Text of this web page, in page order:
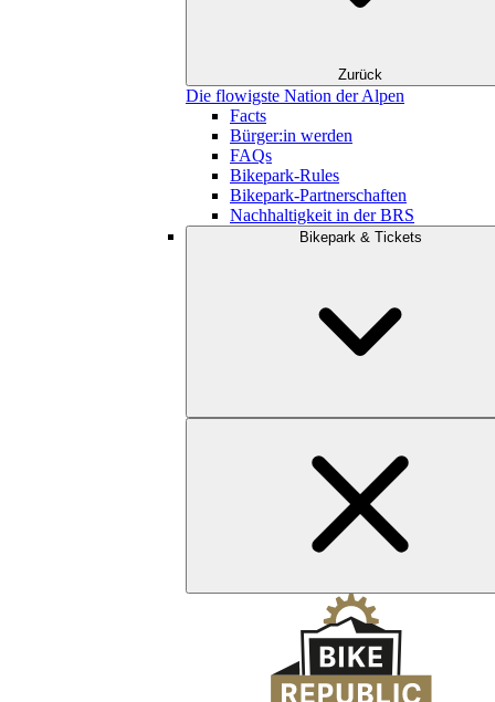
Zurück
Die flowigste Nation der Alpen
Facts
Bürger:in werden
FAQs
Bikepark-Rules
Bikepark-Partnerschaften
Nachhaltigkeit in der BRS
Bikepark & Tickets